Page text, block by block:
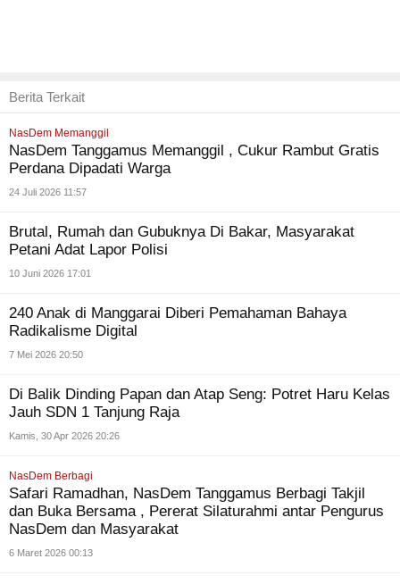
Berita Terkait
NasDem Memanggil
NasDem Tanggamus Memanggil , Cukur Rambut Gratis
Perdana Dipadati Warga
24 Juli 2026 11:57
Brutal, Rumah dan Gubuknya Di Bakar, Masyarakat
Petani Adat Lapor Polisi
10 Juni 2026 17:01
240 Anak di Manggarai Diberi Pemahaman Bahaya
Radikalisme Digital
7 Mei 2026 20:50
Di Balik Dinding Papan dan Atap Seng: Potret Haru Kelas
Jauh SDN 1 Tanjung Raja
Kamis, 30 Apr 2026 20:26
NasDem Berbagi
Safari Ramadhan, NasDem Tanggamus Berbagi Takjil
dan Buka Bersama , Pererat Silaturahmi antar Pengurus
NasDem dan Masyarakat
6 Maret 2026 00:13